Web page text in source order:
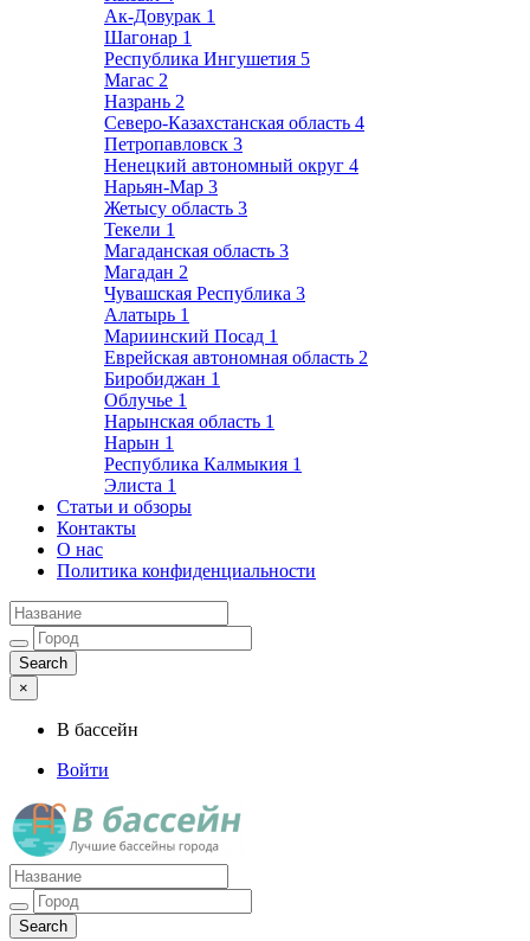
Ак-Довурак 1
Шагонар 1
Республика Ингушетия 5
Магас 2
Назрань 2
Северо-Казахстанская область 4
Петропавловск 3
Ненецкий автономный округ 4
Нарьян-Мар 3
Жетысу область 3
Текели 1
Магаданская область 3
Магадан 2
Чувашская Республика 3
Алатырь 1
Мариинский Посад 1
Еврейская автономная область 2
Биробиджан 1
Облучье 1
Нарынская область 1
Нарын 1
Республика Калмыкия 1
Элиста 1
Статьи и обзоры
Контакты
О нас
Политика конфиденциальности
×
В бассейн
Войти
Лучшие бассейны города